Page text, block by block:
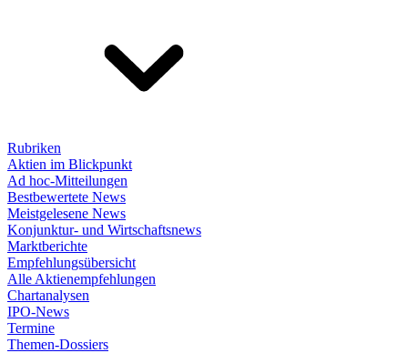
Rubriken
Aktien im Blickpunkt
Ad hoc-Mitteilungen
Bestbewertete News
Meistgelesene News
Konjunktur- und Wirtschaftsnews
Marktberichte
Empfehlungsübersicht
Alle Aktienempfehlungen
Chartanalysen
IPO-News
Termine
Themen-Dossiers